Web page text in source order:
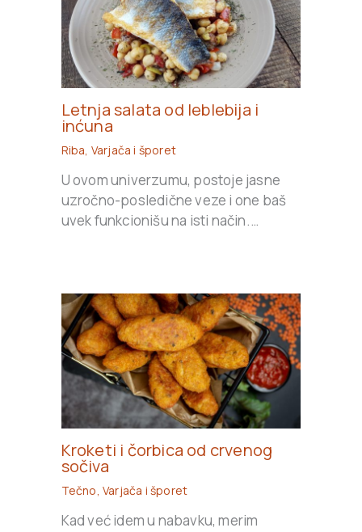
Letnja salata od leblebija i
inćuna
Riba, Varjača i šporet
U ovom univerzumu, postoje jasne
uzročno-posledične veze i one baš
uvek funkcionišu na isti način.…
Kroketi i čorbica od crvenog
sočiva
Tečno ,Varjača i šporet
Kad već idem u nabavku, merim